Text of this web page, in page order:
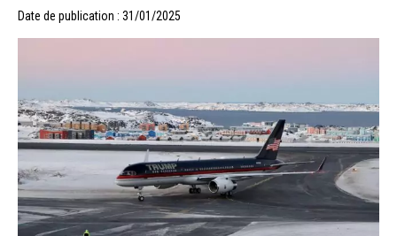
Date de publication : 31/01/2025